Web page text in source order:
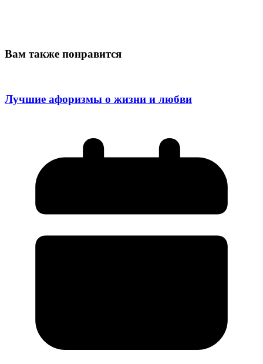
Вам также понравится
Лучшие афоризмы о жизни и любви